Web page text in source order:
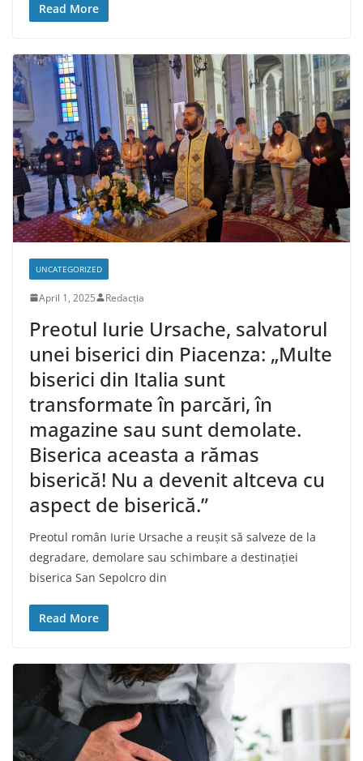
Read More
UNCATEGORIZED
April 1, 2025 Redacția
Preotul Iurie Ursache, salvatorul
unei biserici din Piacenza: „Multe
biserici din Italia sunt
transformate în parcări, în
magazine sau sunt demolate.
Biserica aceasta a rămas
biserică! Nu a devenit altceva cu
aspect de biserică.”
Preotul român Iurie Ursache a reușit să salveze de la
degradare, demolare sau schimbare a destinației
biserica San Sepolcro din
Read More